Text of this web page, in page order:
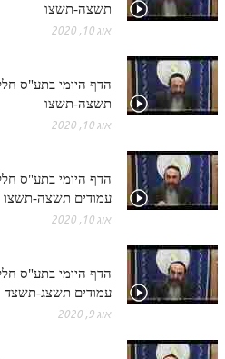
תשצה-תשצו
אוג 10, 2020
תשצה-תשצו
אוג 10, 2020
עמודים תשצה-תשצו
אוג 10, 2020
עמודים תשצג-תשצד
אוג 9, 2020